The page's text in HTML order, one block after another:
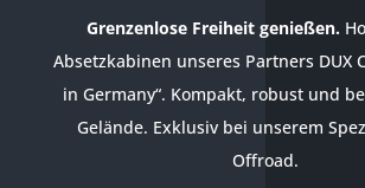
Grenzenlose Freiheit genießen.
Absetzkabinen unseres Partners DUX
in Germany“. Kompakt, robust und
Gelände. Exklusiv bei unserem
Offroad.